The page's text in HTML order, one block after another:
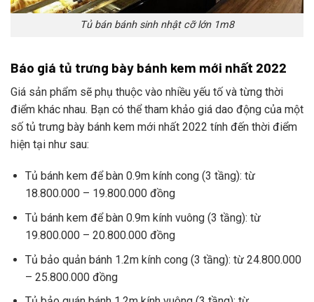
Tủ bán bánh sinh nhật cỡ lớn 1m8
Báo giá tủ trưng bày bánh kem mới nhất 2022
Giá sản phẩm sẽ phụ thuộc vào nhiều yếu tố và từng thời
điểm khác nhau. Bạn có thể tham khảo giá dao động của một
số tủ trưng bày bánh kem mới nhất 2022 tính đến thời điểm
hiện tại như sau:
Tủ bánh kem để bàn 0.9m kính cong (3 tầng): từ
18.800.000 – 19.800.000 đồng
Tủ bánh kem để bàn 0.9m kính vuông (3 tầng): từ
19.800.000 – 20.800.000 đồng
Tủ bảo quản bánh 1.2m kính cong (3 tầng): từ 24.800.000
– 25.800.000 đồng